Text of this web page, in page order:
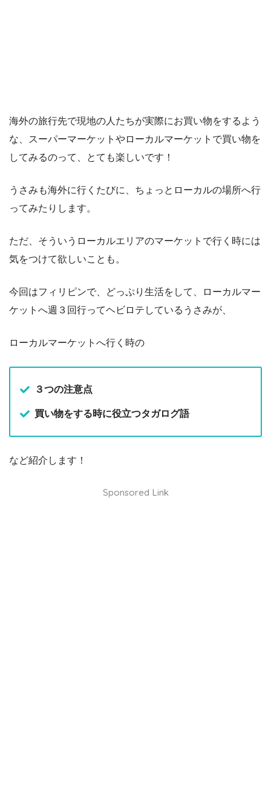
海外の旅行先で現地の人たちが実際にお買い物をするよう
な、スーパーマーケットやローカルマーケットで買い物を
してみるのって、とても楽しいです！
うさみも海外に行くたびに、ちょっとローカルの場所へ行
ってみたりします。
ただ、そういうローカルエリアのマーケットで行く時には
気をつけて欲しいことも。
今回はフィリピンで、どっぷり生活をして、ローカルマー
ケットへ週３回行ってヘビロテしているうさみが、
ローカルマーケットへ行く時の
３つの注意点
買い物をする時に役立つタガログ語
など紹介します！
Sponsored Link